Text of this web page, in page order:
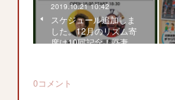
2019.10.21 10:42
スケジュール追加しま
した。12月のリズム寄
席は10回記念！吾妻…
0コメント